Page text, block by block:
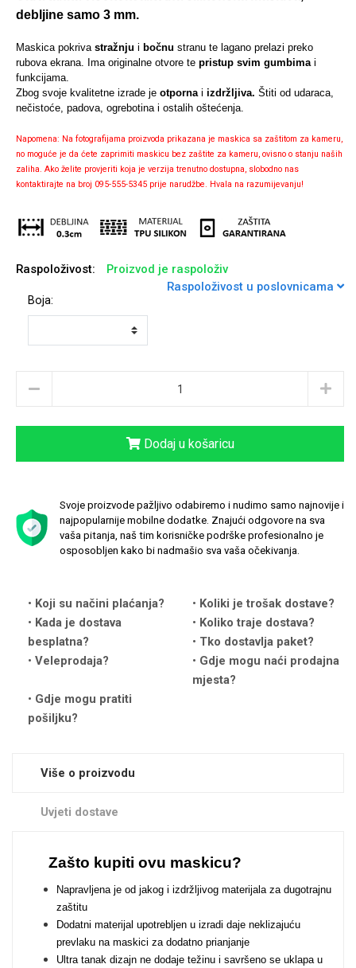
debljine samo 3 mm.
Maskica pokriva stražnju i bočnu stranu te lagano prelazi preko
rubova ekrana. Ima originalne otvore te pristup svim gumbimai
funkcijama.
Zbog svoje kvalitetne izrade je otpornai izdržljiva. Štiti od udaraca,
nečistoće, padova, ogrebotina i ostalih oštećenja.
Napomena: Na fotografijama proizvoda prikazana je maskica sa zaštitom za kameru,
no moguće je da ćete zaprimiti maskicu bez zaštite za kameru, ovisno o stanju naših
zaliha. Ako želite provjeriti koja je verzija trenutno dostupna, slobodno nas
kontaktirajte na broj 095-555-5345 prije narudžbe. Hvala na razumijevanju!
Raspoloživost:
Proizvod je raspoloživ
Raspoloživost u poslovnicama
Boja:
Dodaj u košaricu
Svoje proizvode pažljivo odabiremo i nudimo samo najnovije i
najpopularnije mobilne dodatke. Znajući odgovore na sva
vaša pitanja, naš tim korisničke podrške profesionalno je
osposobljen kako bi nadmašio sva vaša očekivanja.
Koji su načini plaćanja?
Koliki je trošak dostave?
Kada je dostava
besplatna?
Koliko traje dostava?
Tko dostavlja paket?
Veleprodaja?
Gdje mogu naći prodajna
mjesta?
Gdje mogu pratiti
pošiljku?
Više o proizvodu
Uvjeti dostave
Zašto kupiti ovu maskicu?
Napravljena je od jakog i izdržljivog materijala za dugotrajnu
zaštitu
Dodatni materijal upotrebljen u izradi daje neklizajuću
prevlaku na maskici za dodatno prianjanje
Ultra tanak dizajn ne dodaje težinu i savršeno se uklapa u
Sleng Feel Good
Love motivi I Need Some Space
Zodiac
Univerzalne futrole i
maskice
Preklopne maskice